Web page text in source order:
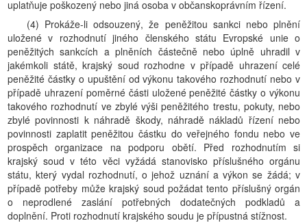
uplatňuje poškozený nebo jiná osoba v občanskoprávním řízení.
(4) Prokáže-li odsouzený, že peněžitou sankci nebo plnění
uložené v rozhodnutí jiného členského státu Evropské unie o
peněžitých sankcích a plněních částečně nebo úplně uhradil v
jakémkoli státě, krajský soud rozhodne v případě uhrazení celé
peněžité částky o upuštění od výkonu takového rozhodnutí nebo v
případě uhrazení poměrné části uložené peněžité částky o výkonu
takového rozhodnutí ve zbylé výši peněžitého trestu, pokuty, nebo
zbylé povinnosti k náhradě škody, náhradě nákladů řízení nebo
povinnosti zaplatit peněžitou částku do veřejného fondu nebo ve
prospěch organizace na podporu obětí. Před rozhodnutím si
krajský soud v této věci vyžádá stanovisko příslušného orgánu
státu, který vydal rozhodnutí, o jehož uznání a výkon se žádá; v
případě potřeby může krajský soud požádat tento příslušný orgán
o neprodlené zaslání potřebných dodatečných podkladů a
doplnění. Proti rozhodnutí krajského soudu je přípustná stížnost.